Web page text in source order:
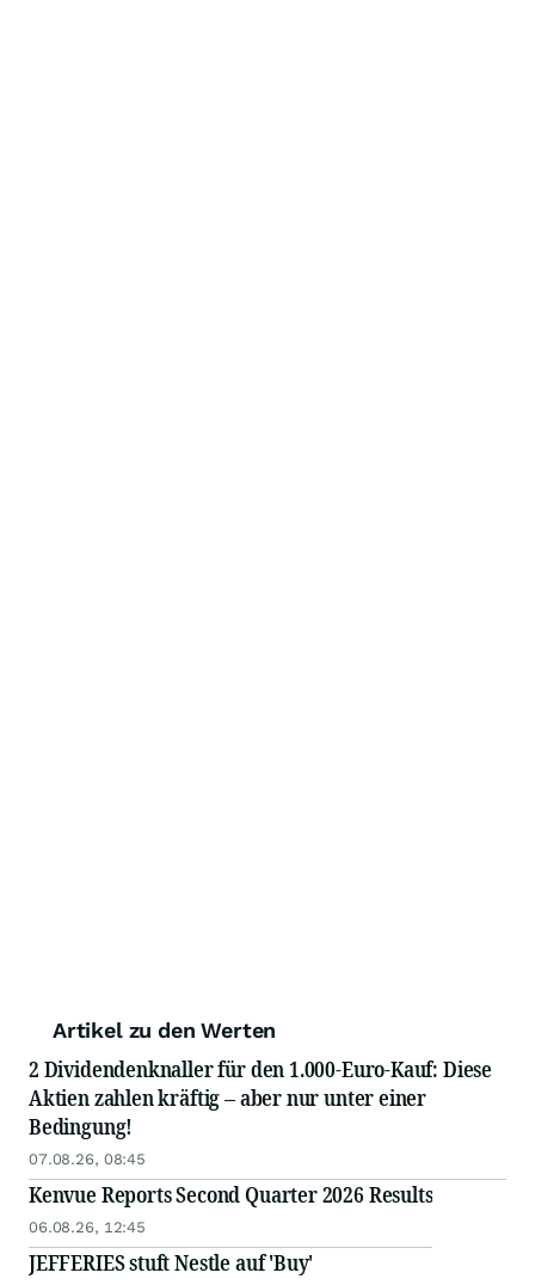
Artikel zu den Werten
2 Dividendenknaller für den 1.000-Euro-Kauf: Diese
Aktien zahlen kräftig – aber nur unter einer
Bedingung!
07.08.26, 08:45
Kenvue Reports Second Quarter 2026 Results
06.08.26, 12:45
JEFFERIES stuft Nestle auf 'Buy'